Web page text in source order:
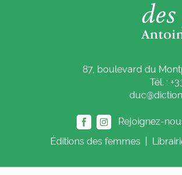
87, boulevard du
Tél. :
Rejoignez-
Éditions des femmes